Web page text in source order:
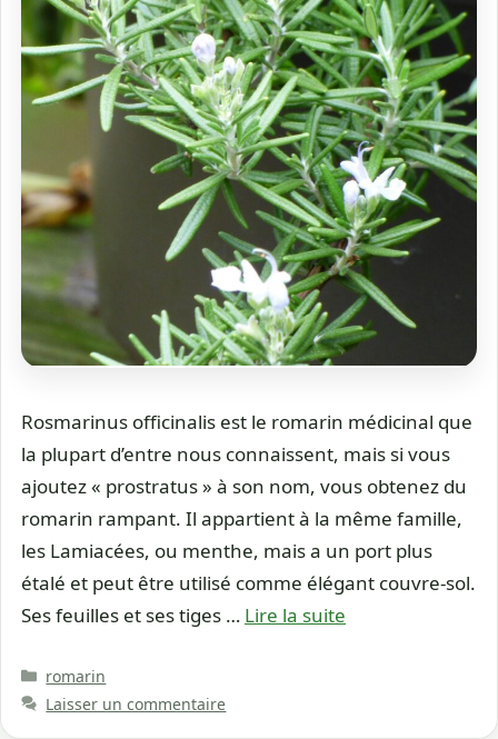
Rosmarinus officinalis est le romarin médicinal que
la plupart d’entre nous connaissent, mais si vous
ajoutez « prostratus » à son nom, vous obtenez du
romarin rampant. Il appartient à la même famille,
les Lamiacées, ou menthe, mais a un port plus
étalé et peut être utilisé comme élégant couvre-sol.
Ses feuilles et ses tiges … Lire la suite
Catégories
romarin
Laisser un commentaire